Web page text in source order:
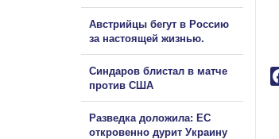
Австрийцы бегут в Россию
за настоящей жизнью.
Синдаров блистал в матче
против США
Разведка доложила: ЕС
откровенно дурит Украину